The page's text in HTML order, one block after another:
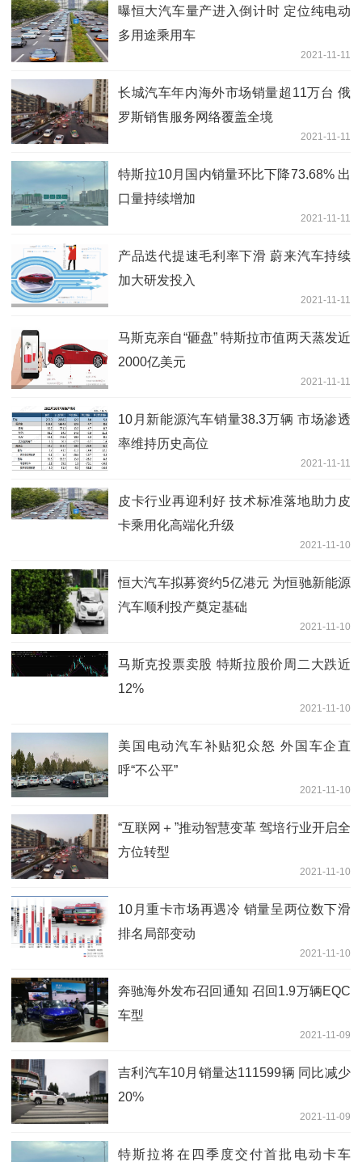
曝恒大汽车量产进入倒计时 定位纯电动
多用途乘用车
2021-11-11
长城汽车年内海外市场销量超11万台 俄
罗斯销售服务网络覆盖全境
2021-11-11
特斯拉10月国内销量环比下降73.68% 出
口量持续增加
2021-11-11
产品迭代提速毛利率下滑 蔚来汽车持续
加大研发投入
2021-11-11
马斯克亲自“砸盘” 特斯拉市值两天蒸发近
2000亿美元
2021-11-11
10月新能源汽车销量38.3万辆 市场渗透
率维持历史高位
2021-11-11
皮卡行业再迎利好 技术标准落地助力皮
卡乘用化高端化升级
2021-11-10
恒大汽车拟募资约5亿港元 为恒驰新能源
汽车顺利投产奠定基础
2021-11-10
马斯克投票卖股 特斯拉股价周二大跌近
12%
2021-11-10
美国电动汽车补贴犯众怒 外国车企直
呼“不公平”
2021-11-10
“互联网＋”推动智慧变革 驾培行业开启全
方位转型
2021-11-10
10月重卡市场再遇冷 销量呈两位数下滑
排名局部变动
2021-11-10
奔驰海外发布召回通知 召回1.9万辆EQC
车型
2021-11-09
吉利汽车10月销量达111599辆 同比减少
20%
2021-11-09
特斯拉将在四季度交付首批电动卡车